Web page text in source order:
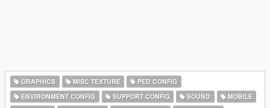
GRAPHICS MISC TEXTURE
PED CONFIG
ENVIRONMENT CONFIG
SUPPORT CONFIG SOUND
MOBILE